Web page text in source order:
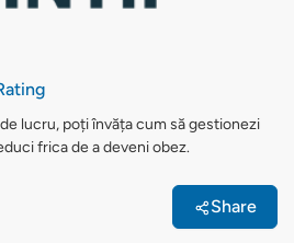
lucru, poți învăța cum să gestionezi
frica de a deveni obez.
Share